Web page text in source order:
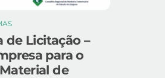
de Licitação –
para o
de